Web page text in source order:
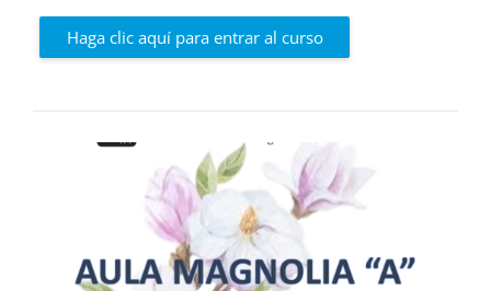
Haga clic aquí para entrar al curso